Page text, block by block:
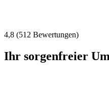
4,8 (512 Bewertungen)
Ihr sorgenfreier